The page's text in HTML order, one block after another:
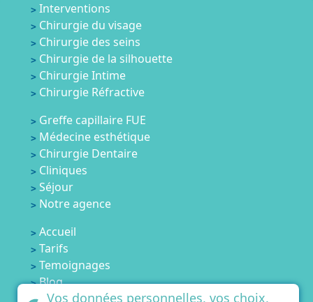
Interventions
Chirurgie du visage
Chirurgie des seins
Chirurgie de la silhouette
Chirurgie Intime
Chirurgie Réfractive
Greffe capillaire FUE
Médecine esthétique
Chirurgie Dentaire
Cliniques
Séjour
Notre agence
Accueil
Tarifs
Temoignages
Blog
Contactez-nous
Vos données personnelles, vos choix,